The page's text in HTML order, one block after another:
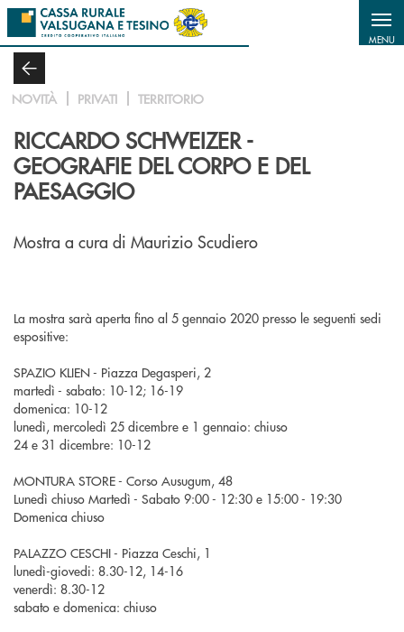
Salta al contenuto principale
MENU
NOVITÀ PRIVATI TERRITORIO
RICCARDO SCHWEIZER -
GEOGRAFIE DEL CORPO E DEL
PAESAGGIO
Mostra a cura di Maurizio Scudiero
La mostra sarà aperta fino al 5 gennaio 2020 presso le seguenti sedi
espositive:
SPAZIO KLIEN - Piazza Degasperi, 2
martedì - sabato: 10-12; 16-19
domenica: 10-12
lunedì, mercoledì 25 dicembre e 1 gennaio: chiuso
24 e 31 dicembre: 10-12
MONTURA STORE - Corso Ausugum, 48
Lunedì chiuso Martedì - Sabato 9:00 - 12:30 e 15:00 - 19:30
Domenica chiuso
PALAZZO CESCHI - Piazza Ceschi, 1
lunedì-giovedi: 8.30-12, 14-16
venerdì: 8.30-12
sabato e domenica: chiuso